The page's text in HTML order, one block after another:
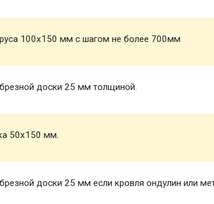
100х150 мм с шагом не более 700мм
доски 25 мм толщиной.
50х150 мм.
доски 25 мм если кровля ондулин или